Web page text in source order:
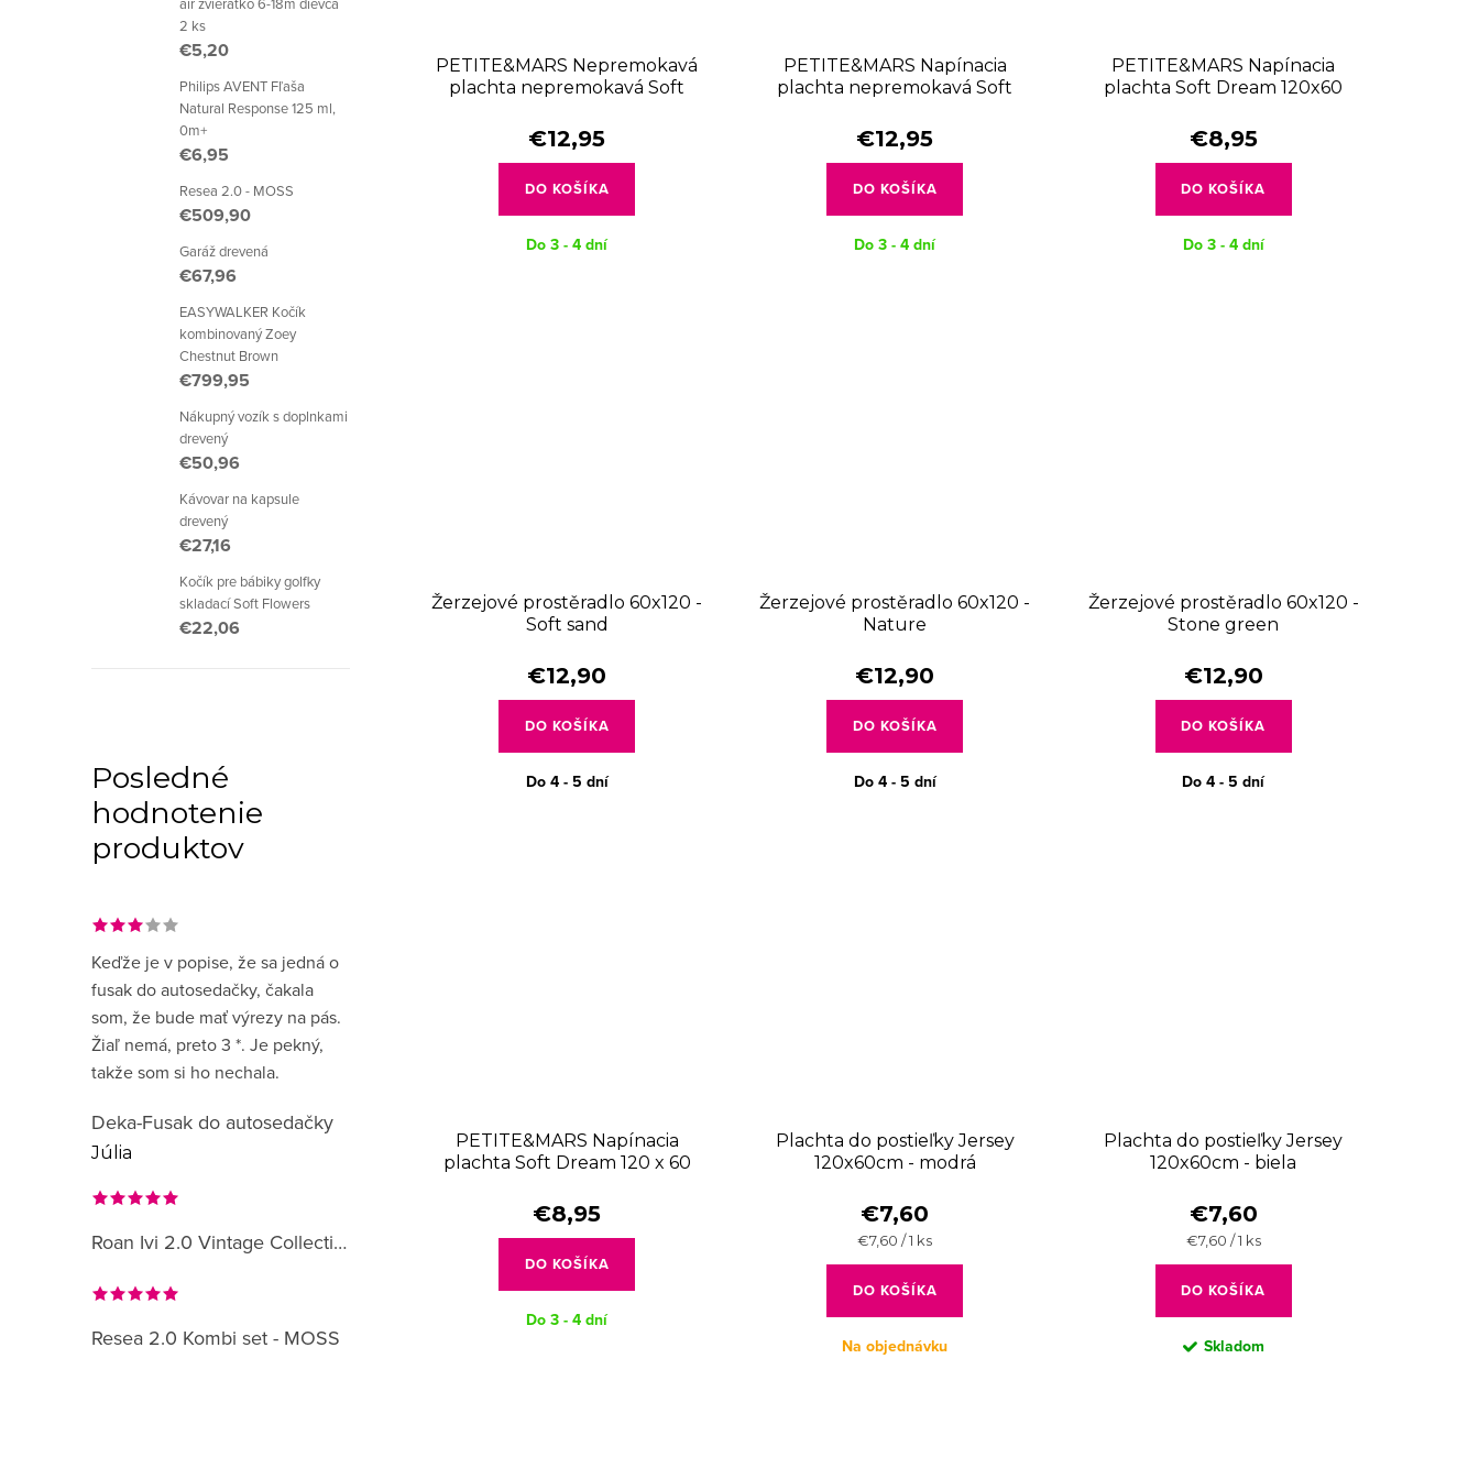
2 ks
€5,20
Philips AVENT Fľaša
Natural Response 125 ml,
0m+
€6,95
Resea 2.0 - MOSS
€509,90
Garáž drevená
€67,96
EASYWALKER Kočík
kombinovaný Zoey
Chestnut Brown
€799,95
Nákupný vozík s doplnkami
drevený
€50,96
Kávovar na kapsule
drevený
€27,16
Kočík pre bábiky golfky
skladací Soft Flowers
€22,06
Posledné
hodnotenie
produktov
Keďže je v popise, že sa jedná o
fusak do autosedačky, čakala
som, že bude mať výrezy na pás.
Žiaľ nemá, preto 3 *. Je pekný,
takže som si ho nechala.
Deka-Fusak do autosedačky
Júlia
Roan Ivi 2.0 Vintage Collection
Resea 2.0 Kombi set - MOSS
PETITE&MARS Nepremokavá
plachta nepremokavá Soft
€12,95
DO KOŠÍKA
Do 3 - 4 dní
PETITE&MARS Napínacia
plachta nepremokavá Soft
€12,95
DO KOŠÍKA
Do 3 - 4 dní
PETITE&MARS Napínacia
plachta Soft Dream 120x60
€8,95
DO KOŠÍKA
Do 3 - 4 dní
Žerzejové prostěradlo 60x120 -
Soft sand
€12,90
DO KOŠÍKA
Do 4 - 5 dní
Žerzejové prostěradlo 60x120 -
Nature
€12,90
DO KOŠÍKA
Do 4 - 5 dní
Žerzejové prostěradlo 60x120 -
Stone green
€12,90
DO KOŠÍKA
Do 4 - 5 dní
PETITE&MARS Napínacia
plachta Soft Dream 120 x 60
€8,95
DO KOŠÍKA
Do 3 - 4 dní
Plachta do postieľky Jersey
120x60cm - modrá
€7,60
Jednotková
cena:
€7,60 / 1 ks
DO KOŠÍKA
Na objednávku
Plachta do postieľky Jersey
120x60cm - biela
€7,60
Jednotková
cena:
€7,60 / 1 ks
DO KOŠÍKA
Skladom